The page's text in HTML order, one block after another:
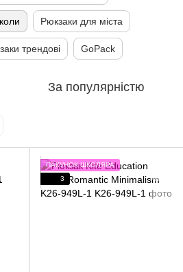
Рюкзаки для міста
трендові GoPack
За популярністю
ПАКУНОК ШКОЛЯРА
3